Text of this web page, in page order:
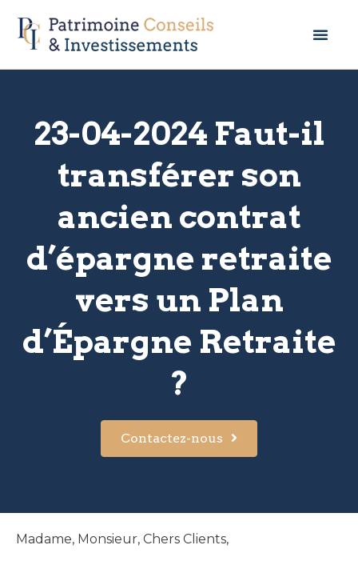
23-04-2024 Faut-il
transférer son
ancien contrat
d’épargne retraite
vers un Plan
d’Épargne Retraite
?
Contactez-nous
Madame, Monsieur, Chers Clients,